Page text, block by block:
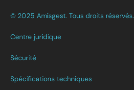
© 2025 Amisgest. Tous droits réservés.
Centre juridique
Sécurité
Spécifications techniques